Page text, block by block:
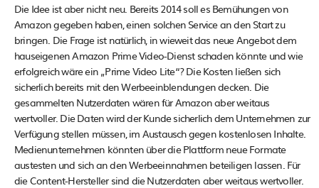
Die Idee ist aber nicht neu. Bereits 2014 soll es Bemühungen von
Amazon gegeben haben, einen solchen Service an den Start zu
bringen. Die Frage ist natürlich, in wieweit das neue Angebot dem
hauseigenen Amazon Prime Video-Dienst schaden könnte und wie
erfolgreich wäre ein „Prime Video Lite“? Die Kosten ließen sich
sicherlich bereits mit den Werbeeinblendungen decken. Die
gesammelten Nutzerdaten wären für Amazon aber weitaus
wertvoller. Die Daten wird der Kunde sicherlich dem Unternehmen zur
Verfügung stellen müssen, im Austausch gegen kostenlosen Inhalte.
Medienunternehmen könnten über die Plattform neue Formate
austesten und sich an den Werbeeinnahmen beteiligen lassen. Für
die Content-Hersteller sind die Nutzerdaten aber weitaus wertvoller.